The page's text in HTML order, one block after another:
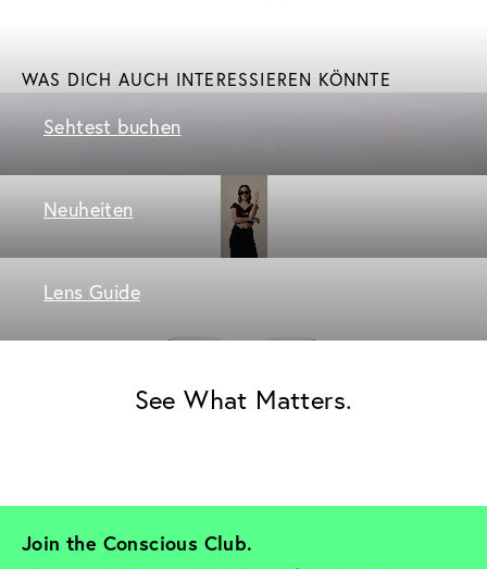
WAS DICH AUCH INTERESSIEREN KÖNNTE
Sehtest buchen
Neuheiten
Lens Guide
See What Matters.
Join the Conscious Club.